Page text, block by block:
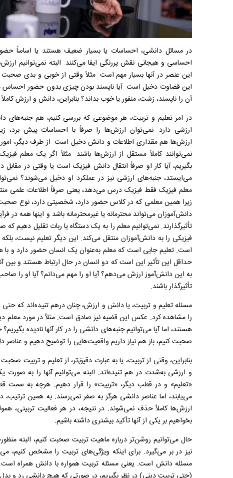
در مسائل دانشی، احساسات یا بسیار ضعیف هستند یا اساساً
احساسی و هیجانی نقش پررنگی ایفا می‌کنند. البته نمی‌توانیم
این عنصر در آنها بسیار مهم است. مثلاً وقتی از خوبی و بدی
این قضاوت دخیل است. آیا ناپسند بودن چیزی بدون حضور احساس
آن را ناپسند، زشت، منفور یا خوب بداند؟ بنابراین، دانش و ارزش
در امر تعلیم و تربیت، هر موضوعی که بررسی کنیم، هم جنبه‌های
ارزشی دارد. نمی‌توان ارزش‌ها را صرفاً با احساسات پیش برد،
ارزش‌ها هم مقداری اطلاعات و دانش دخیل است. از طرف دیگر، امور
نمی‌توانند کاملاً مستقل از ارزش‌ها باشند. مثلاً اگر یک معلم
بگیریم، آیا کار او صرفاً انتقال دانش فیزیک است یا وقتی در مقابل
می‌ایستد، جنبه‌های ارزشی نیز در عملکرد او دخیل می‌شوند؟
معلم فیزیک فقط فیزیک درس می‌دهد، یعنی صرفاً اطلاعات علمی
زیرا همین معلمی که در کلاس حضور دارد، شخصیتی دارد، نوع
دانش‌آموزان می‌تواند محترمانه یا غیرمحترمانه باشد و اینها همه در
تأثیرگذارند. نمی‌توانیم معلم را به یک دستگاه یا ربات تقلیل دهیم که
فیزیکی را به دانش‌آموزان منتقل می‌کند. این دیگر تعلیم نیست،
است. تعلیم جایی است که معلم به‌عنوان یک انسان حضور دارد و با
حداقل این تأثیر این است که دو انسان در حال ارتباط هستند و بین
به این دانش‌آموز ارزش می‌دهم؟ آیا او را مهم می‌دانم؟ آیا او را
تأثیرگذار باشند.
مسئله تعلیم و تربیت، یا دانش و ارزش، چنان درهم تنیده‌اند که
را مشاهده کرد. عکس این قضیه نیز صادق است. مثلاً در مورد معلم
هستند، اما آیا می‌توانیم جنبه‌های دانشی را در کار آنها نادیده
صحبت کنیم، باز هم نیاز داریم واقعیت‌هایی را توضیح دهیم و عناصر
بنابراین، وقتی از تربیت، یا به عبارت دقیق‌تر، از تعلیم و تربیت
و ارزشی به‌شدت در هم تنیده‌اند. البته می‌توانیم آنها را به
«تعلیم» و در قطب دیگر، «تربیت» را قرار دهیم. هرچه به سمت
می‌یابند، اما عناصر دانشی هرگز به صفر نمی‌رسند. به همین
ارزش‌ها کاملاً حذف نمی‌شوند. در نتیجه، در هر فعالیت تربیتی،
بخواهیم بر یکی از آنها تأکید بیشتری داشته باشیم.
حال می‌توانیم روشن‌تر درباره ماهیت تربیت صحبت کنیم، البته
نیز در بر می‌گیرد. برای اینکه ویژگی‌های تربیت را مشخص کنیم،
مسئله دانش است. یعنی مسئله تربیت همواره با دانش همراه است.